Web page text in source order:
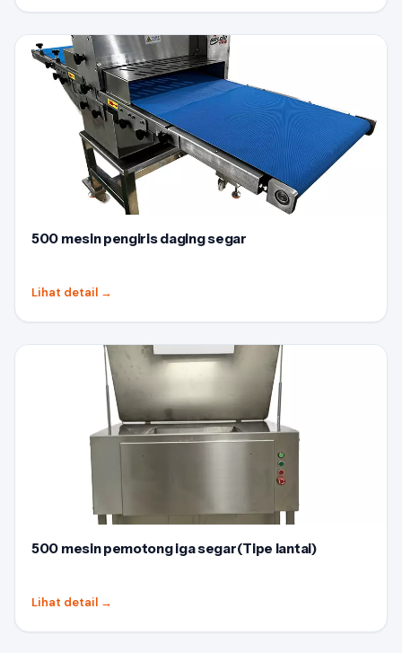
500 mesin pengiris daging segar
Lihat detail →
500 mesin pemotong iga segar(Tipe lantai)
Lihat detail →